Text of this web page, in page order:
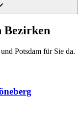
Bezirken
Potsdam für Sie da.